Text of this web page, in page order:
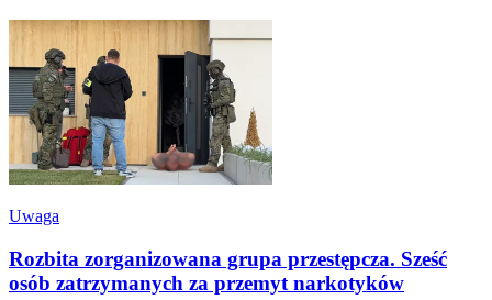
Uwaga
Rozbita zorganizowana grupa przestępcza. Sześć
osób zatrzymanych za przemyt narkotyków